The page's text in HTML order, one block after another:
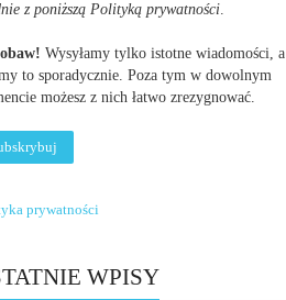
z poniższą Polityką prywatności.
Wysyłamy tylko istotne wiadomości, a
to sporadycznie. Poza tym w dowolnym
możesz z nich łatwo zrezygnować.
prywatności
WPISY